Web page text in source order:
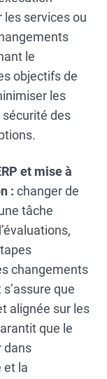
les services ou
le
objectifs de
les
des
et mise à
: changer de
tâche
changements
que
alignée sur les
que le
dans
et la